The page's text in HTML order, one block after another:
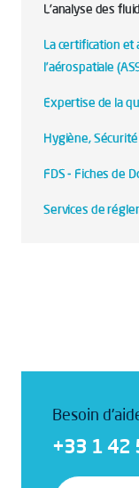
L'analyse des
La certification
l’aérospatiale
Expertise de la
Hygiène,
FDS - Fiches de
Services de
Besoin
+33 1 42